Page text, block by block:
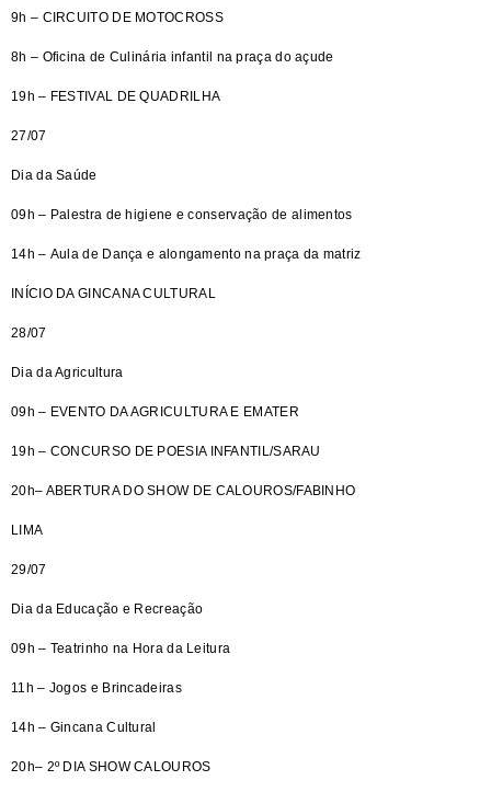
9h – CIRCUITO DE MOTOCROSS
8h – Oficina de Culinária infantil na praça do açude
19h – FESTIVAL DE QUADRILHA
27/07
Dia da Saúde
09h – Palestra de higiene e conservação de alimentos
14h – Aula de Dança e alongamento na praça da matriz
INÍCIO DA GINCANA CULTURAL
28/07
Dia da Agricultura
09h – EVENTO DA AGRICULTURA E EMATER
19h – CONCURSO DE POESIA INFANTIL/SARAU
20h– ABERTURA DO SHOW DE CALOUROS/FABINHO
LIMA
29/07
Dia da Educação e Recreação
09h – Teatrinho na Hora da Leitura
11h – Jogos e Brincadeiras
14h – Gincana Cultural
20h– 2º DIA SHOW CALOUROS